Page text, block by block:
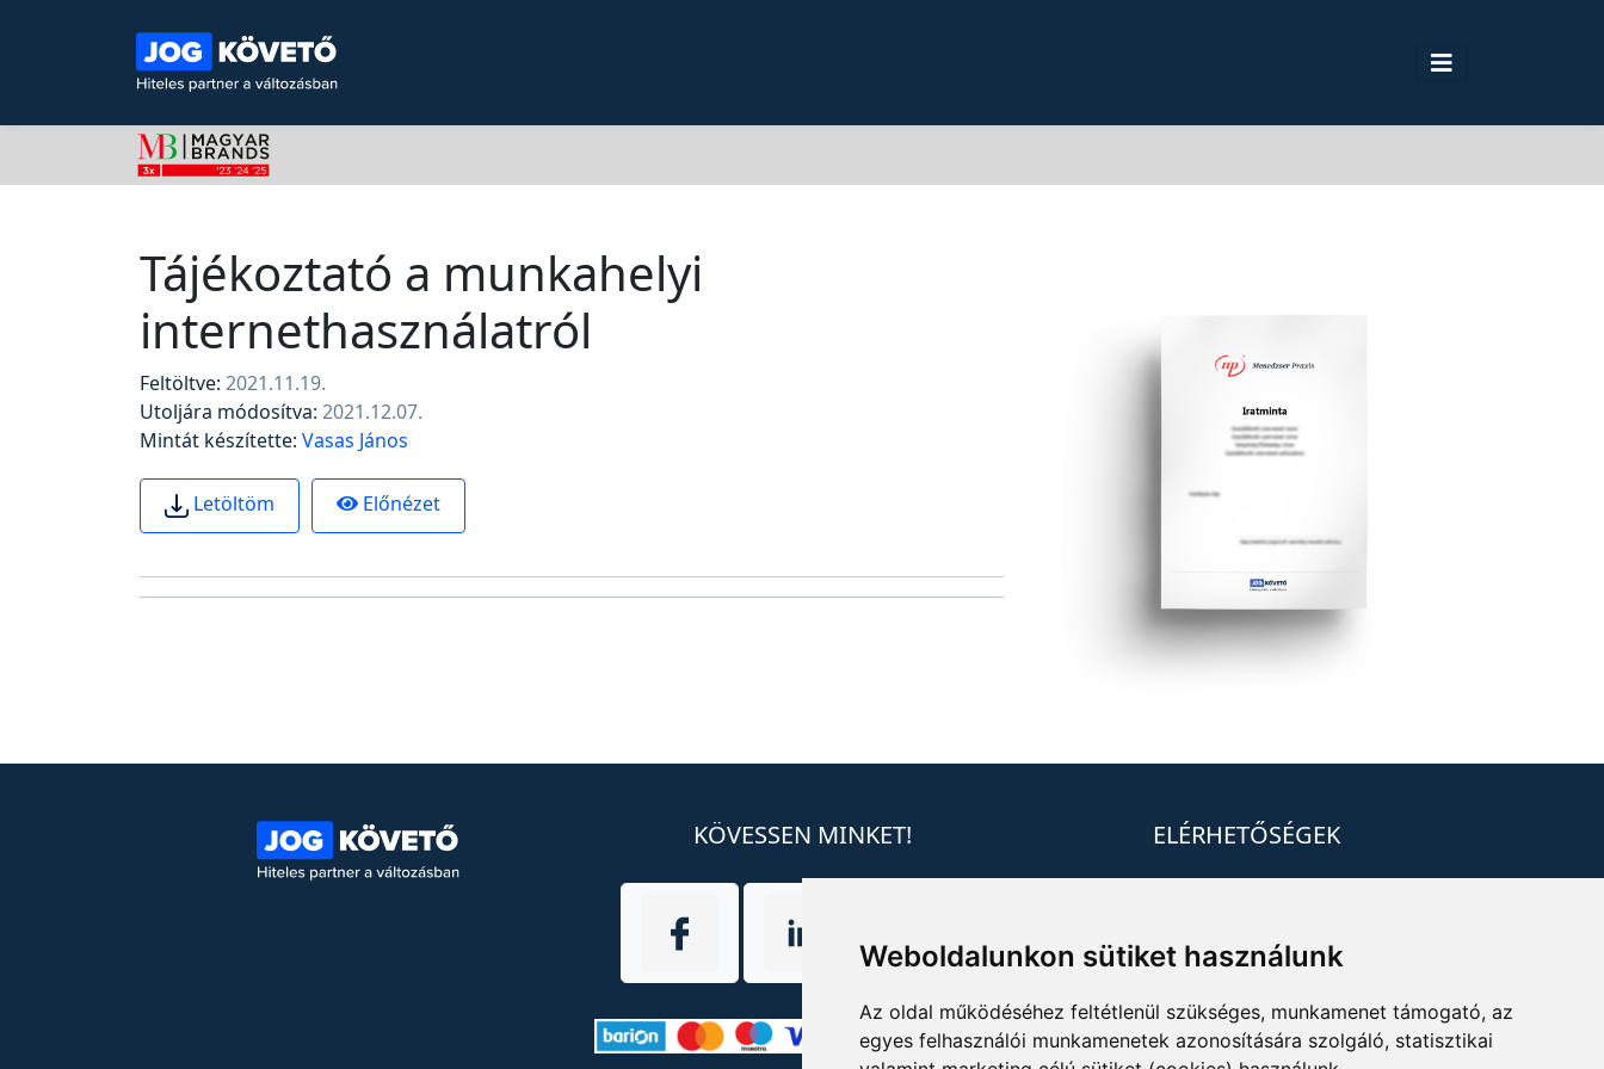
Weboldalunkon sütiket használunk
Az oldal működéséhez feltétlenül szükséges, munkamenet támogató, az
egyes felhasználói munkamenetek azonosítására szolgáló, statisztikai
Tájékoztató a munkahelyi
internethasználatról
Feltöltve: 2021.11.19.
Utoljára módosítva: 2021.12.07.
Mintát készítette: Vasas János
Letöltöm Előnézet
KÖVESSEN MINKET! ELÉRHETŐSÉGEK
info@mprx.hu